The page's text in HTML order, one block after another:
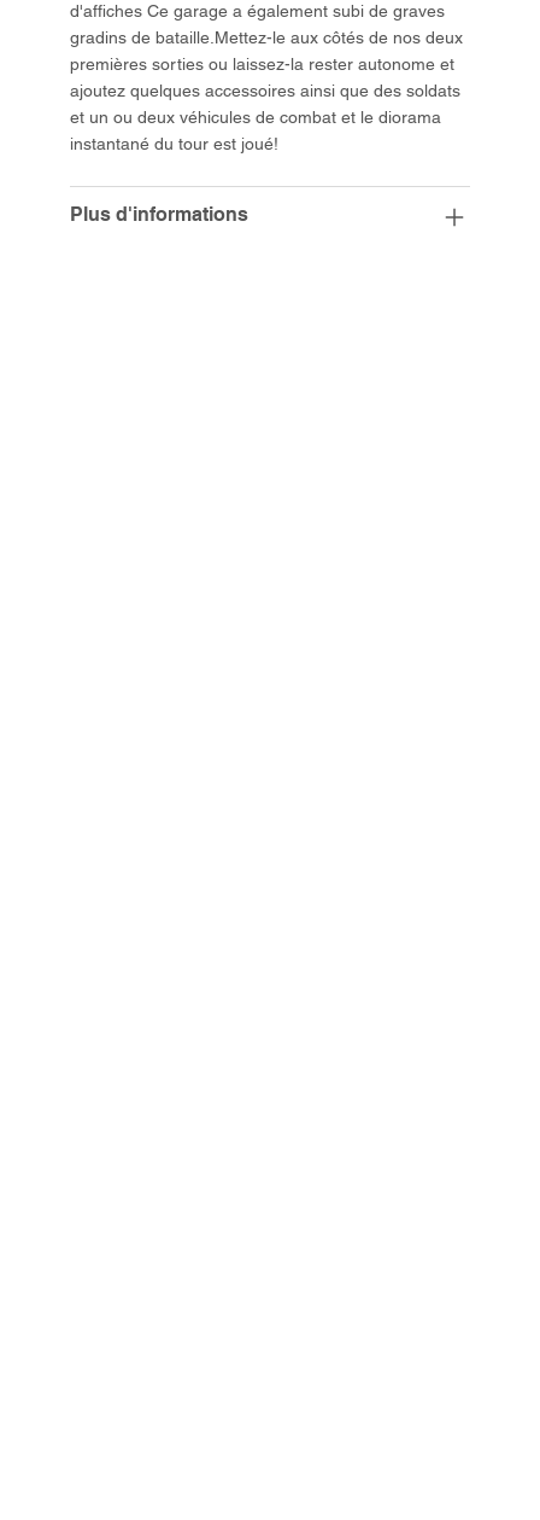
d'affiches Ce garage a également subi de graves
gradins de bataille.Mettez-le aux côtés de nos deux
premières sorties ou laissez-la rester autonome et
ajoutez quelques accessoires ainsi que des soldats
et un ou deux véhicules de combat et le diorama
instantané du tour est joué!
Plus d'informations